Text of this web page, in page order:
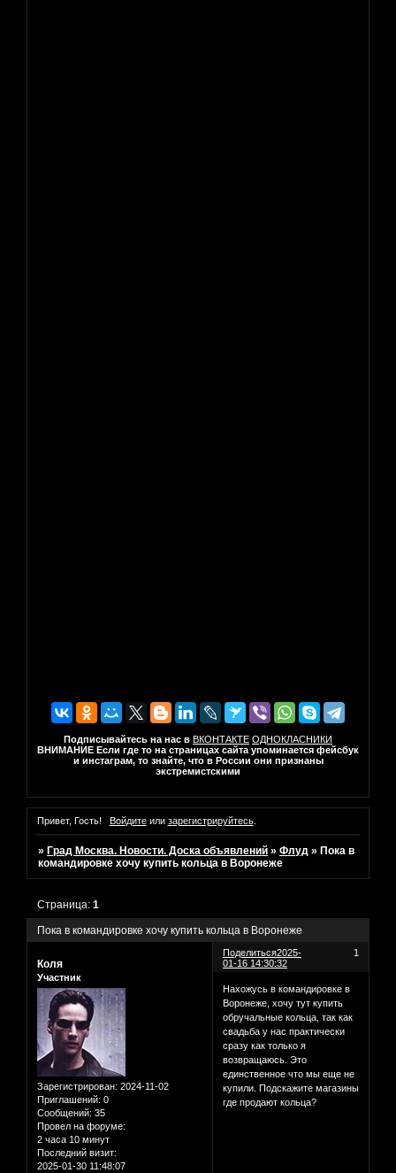
Подписывайтесь на нас в ВКОНТАКТЕ ОДНОКЛАСНИКИ
ВНИМАНИЕ Если где то на страницах сайта упоминается фейсбук
и инстаграм, то знайте, что в России они признаны
экстремистскими
Привет, Гость! Войдитеили зарегистрируйтесь.
» Град Москва. Новости. Доска объявлений »Флуд » Пока в
командировке хочу купить кольца в Воронеже
Пока в командировке хочу купить кольца в Воронеже
Страница:1
Поделиться 1
2025-
01-16 14:30:32
Коля
Участник
Зарегистрирован: 2024-11-02
Приглашений: 0
Сообщений: 35
Провел на форуме:
2 часа 10 минут
Последний визит:
2025-01-30 11:48:07
Нахожусь в командировке в
Воронеже, хочу тут купить
обручальные кольца, так как
свадьба у нас практически
сразу как только я
возвращаюсь. Это
единственное что мы еще не
купили. Подскажите магазины
где продают кольца?